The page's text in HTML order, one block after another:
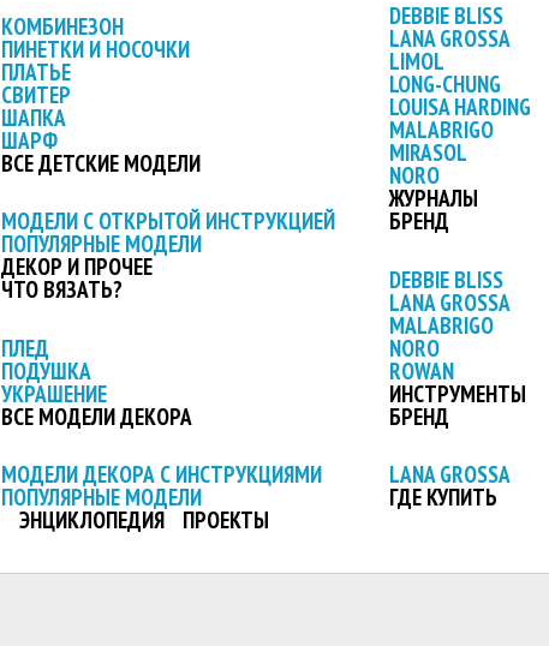
КОМБИНЕЗОН
ПИНЕТКИ И НОСОЧКИ
ПЛАТЬЕ
СВИТЕР
ШАПКА
ШАРФ
ВСЕ ДЕТСКИЕ МОДЕЛИ
МОДЕЛИ С ОТКРЫТОЙ ИНСТРУКЦИЕЙ
ПОПУЛЯРНЫЕ МОДЕЛИ
ДЕКОР И ПРОЧЕЕ
ЧТО ВЯЗАТЬ?
ПЛЕД
ПОДУШКА
УКРАШЕНИЕ
ВСЕ МОДЕЛИ ДЕКОРА
МОДЕЛИ ДЕКОРА С ИНСТРУКЦИЯМИ
ПОПУЛЯРНЫЕ МОДЕЛИ
DEBBIE BLISS
LANA GROSSA
LIMOL
LONG-CHUNG
LOUISA HARDING
MALABRIGO
MIRASOL
NORO
ЖУРНАЛЫ
БРЕНД
DEBBIE BLISS
LANA GROSSA
MALABRIGO
NORO
ROWAN
ИНСТРУМЕНТЫ
БРЕНД
LANA GROSSA
ГДЕ КУПИТЬ
ЭНЦИКЛОПЕДИЯ ПРОЕКТЫ